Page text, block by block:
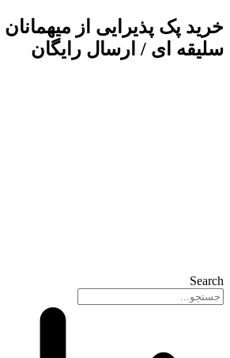
پرش
به
محتوا
خرید پک پذیرایی از میهمانان
سلیقه ای / ارسال رایگان
Search